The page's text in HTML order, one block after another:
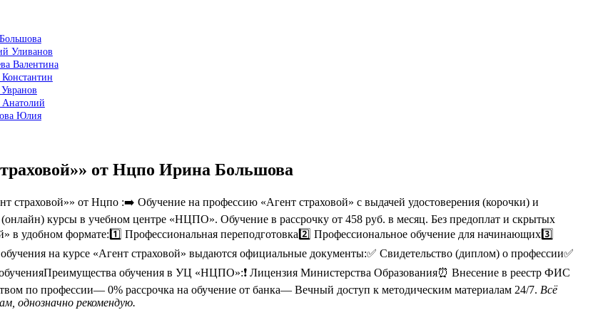
Уливанов
Валентина
Анатолий
Юлия
от Нцпо Ирина Большова
страховой»» от Нцпо :➡️ Обучение на профессию «Агент страховой» с выдачей удостоверения (корочки) и
курсы в учебном центре «НЦПО». Обучение в рассрочку от 458 руб. в месяц. Без предоплат и скрытых
в удобном формате:1️⃣ Профессиональная переподготовка2️⃣ Профессиональное обучение для начинающих3️⃣
на курсе «Агент страховой» выдаются официальные документы:✅ Свидетельство (диплом) о профессии✅
обучения в УЦ «НЦПО»:❗️ Лицензия Министерства Образования⏰ Внесение в реестр ФИС
по профессии— 0% рассрочка на обучение от банка— Вечный доступ к методическим материалам 24/7. Всё
однозначно рекомендую.